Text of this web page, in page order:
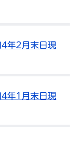
4年2月末日現
4年1月末日現